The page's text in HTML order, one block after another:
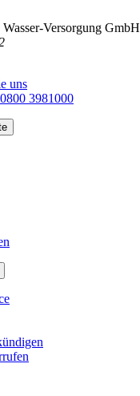
Versorgung GmbH
uns
3981000